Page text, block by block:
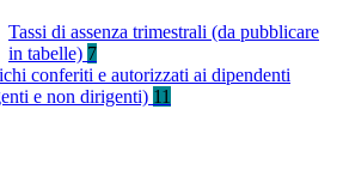
Tassi di assenza trimestrali (da pubblicare
in tabelle) 7
conferiti e autorizzati ai dipendenti
e non dirigenti) 11